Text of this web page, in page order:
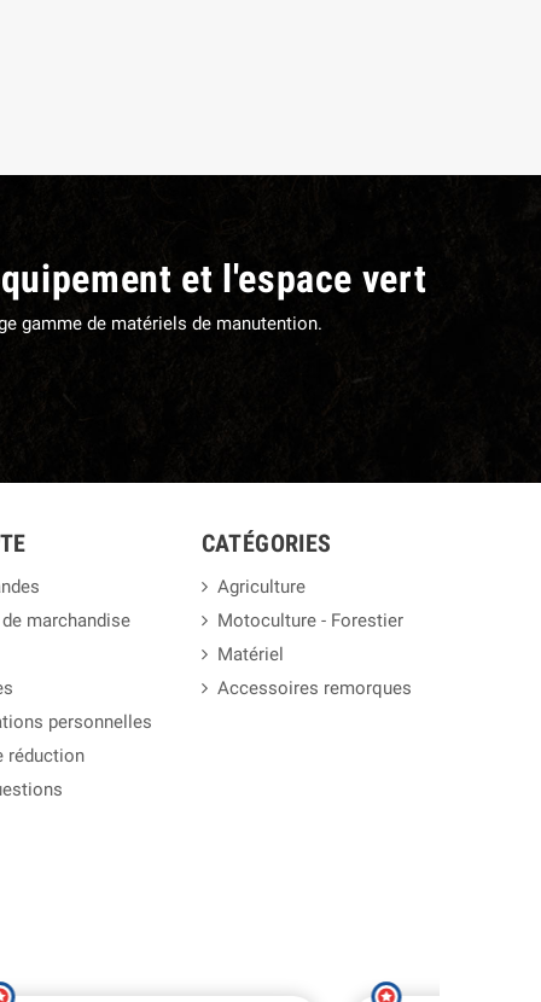
et l'espace vert
gamme de matériels de manutention.
marchandise
personnelles
réduction
CATÉGORIES
Agriculture
Motoculture - Forestier
Matériel
Accessoires remorques